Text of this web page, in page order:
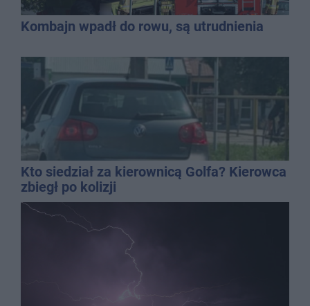
Kombajn wpadł do rowu, są utrudnienia
Kto siedział za kierownicą Golfa? Kierowca
zbiegł po kolizji